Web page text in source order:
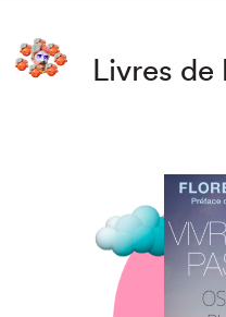
Livres